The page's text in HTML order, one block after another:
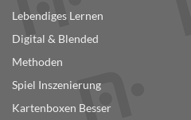
Lebendiges Lernen
Digital & Blended
Methoden
Spiel Inszenierung
Kartenboxen Besser